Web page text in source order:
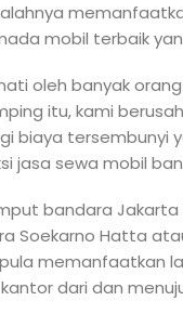
mobil terbaik
oleh banyak
itu, kami
biaya tersembunyi
jasa sewa mobil
bandara
Soekarno Hatta
memanfaatkan
dari dan